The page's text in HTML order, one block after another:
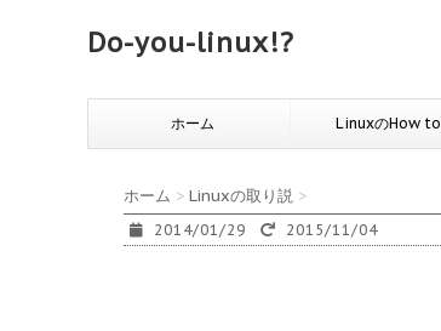
Do-you-linux!?
ホーム LinuxのHow to
ホーム > Linuxの取り説 >
2014/01/29 2015/11/04